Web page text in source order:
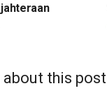
about this post